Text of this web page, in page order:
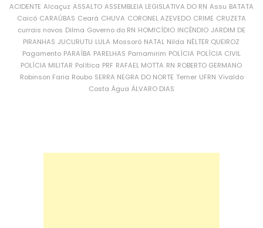
ACIDENTE Alcaçuz ASSALTO ASSEMBLEIA LEGISLATIVA DO RN Assu BATATA
Caicó CARAÚBAS Ceará CHUVA CORONEL AZEVEDO CRIME CRUZETA
currais novos Dilma Governo do RN HOMICÍDIO INCÊNDIO JARDIM DE
PIRANHAS JUCURUTU LULA Mossoró NATAL Nilda NÉLTER QUEIROZ
Pagamento PARAÍBA PARELHAS Parnamirim POLÍCIA POLÍCIA CIVIL
POLÍCIA MILITAR Política PRF RAFAEL MOTTA RN ROBERTO GERMANO
Robinson Faria Roubo SERRA NEGRA DO NORTE Temer UFRN Vivaldo
Costa Água ÁLVARO DIAS